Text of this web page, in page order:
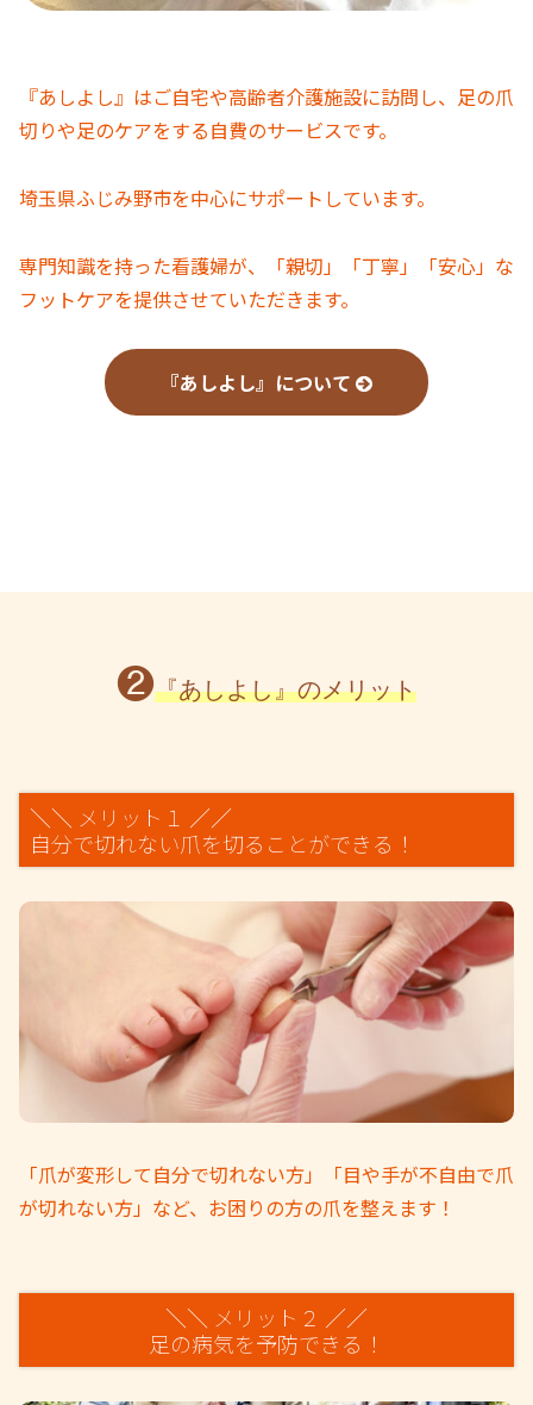
『あしよし』はご自宅や高齢者介護施設に訪問し、足の爪
切りや足のケアをする自費のサービスです。
埼玉県ふじみ野市を中心にサポートしています。
専門知識を持った看護婦が、「親切」「丁寧」「安心」な
フットケアを提供させていただきます。
『あしよし』について
❷『あしよし』のメリット
＼＼ メリット１ ／／
自分で切れない爪を切ることができる！
「爪が変形して自分で切れない方」「目や手が不自由で爪
が切れない方」など、お困りの方の爪を整えます！
＼＼ メリット２ ／／
足の病気を予防できる！